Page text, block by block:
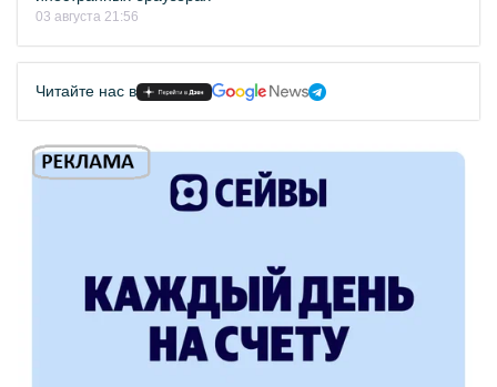
03 августа 21:56
Читайте нас в